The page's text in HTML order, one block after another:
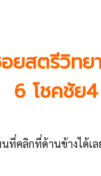
ยสตรีวิทย
6 โชคชัย4
ที่คลิกที่ด้านข้างได้เ